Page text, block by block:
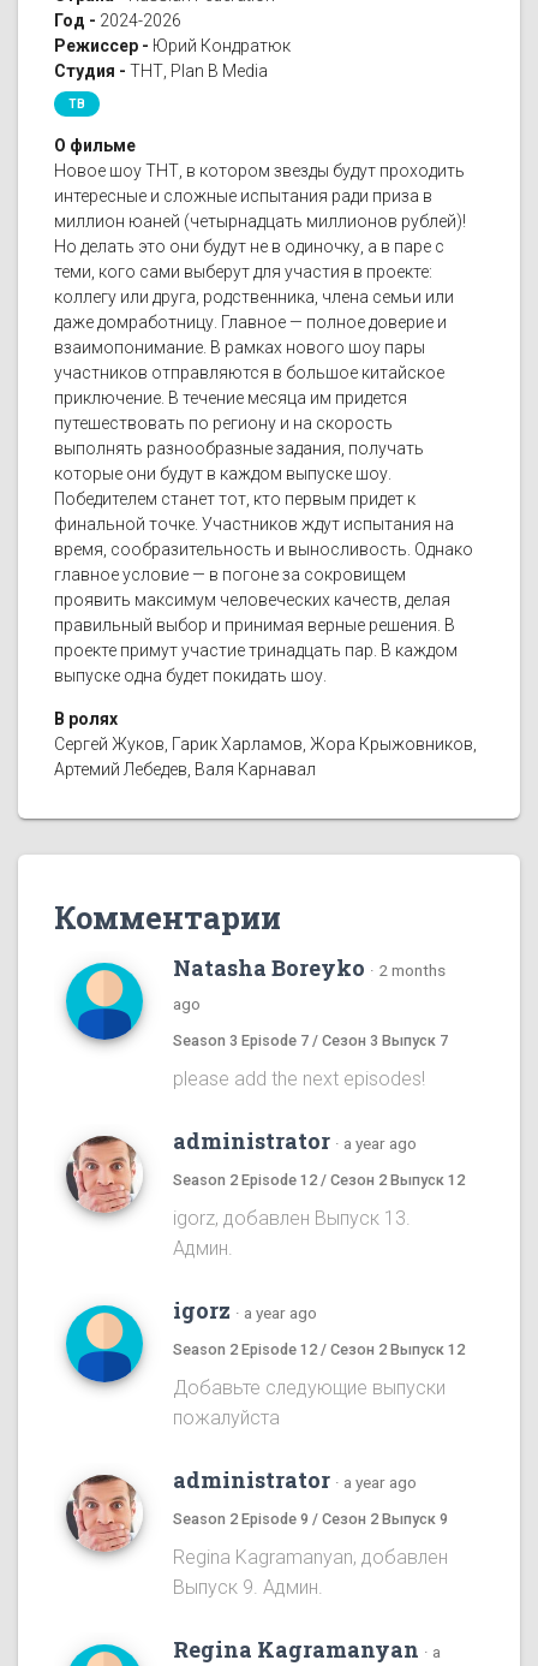
Год - 2024-2026
Режиссер - Юрий Кондратюк
Студия - ТНТ, Plan B Media
ТВ
О фильме
Новое шоу ТНТ, в котором звезды будут проходить
интересные и сложные испытания ради приза в
миллион юаней (четырнадцать миллионов рублей)!
Но делать это они будут не в одиночку, а в паре с
теми, кого сами выберут для участия в проекте:
коллегу или друга, родственника, члена семьи или
даже домработницу. Главное — полное доверие и
взаимопонимание. В рамках нового шоу пары
участников отправляются в большое китайское
приключение. В течение месяца им придется
путешествовать по региону и на скорость
выполнять разнообразные задания, получать
которые они будут в каждом выпуске шоу.
Победителем станет тот, кто первым придет к
финальной точке. Участников ждут испытания на
время, сообразительность и выносливость. Однако
главное условие — в погоне за сокровищем
проявить максимум человеческих качеств, делая
правильный выбор и принимая верные решения. В
проекте примут участие тринадцать пар. В каждом
выпуске одна будет покидать шоу.
В ролях
Сергей Жуков, Гарик Харламов, Жора Крыжовников,
Артемий Лебедев, Валя Карнавал
Комментарии
Natasha Boreyko · 2 months
ago
Season 3 Episode 7 / Сезон 3 Выпуск 7
please add the next episodes!
administrator · a year ago
Season 2 Episode 12 / Сезон 2 Выпуск 12
igorz, добавлен Выпуск 13.
Админ.
igorz · a year ago
Season 2 Episode 12 / Сезон 2 Выпуск 12
Добавьте следующие выпуски
пожалуйста
administrator · a year ago
Season 2 Episode 9 / Сезон 2 Выпуск 9
Regina Kagramanyan, добавлен
Выпуск 9. Админ.
Regina Kagramanyan · a